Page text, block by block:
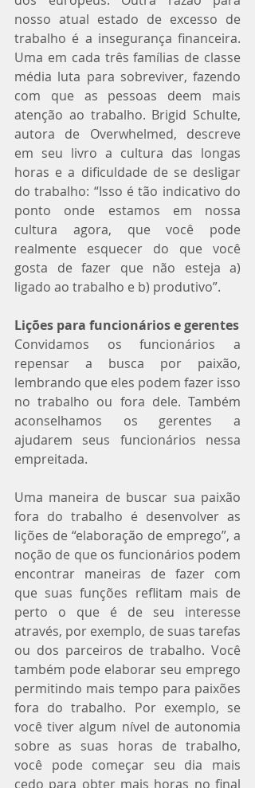
nosso atual estado de excesso de
trabalho é a insegurança financeira.
Uma em cada três famílias de classe
média luta para sobreviver, fazendo
com que as pessoas deem mais
atenção ao trabalho. Brigid Schulte,
autora de Overwhelmed, descreve
em seu livro a cultura das longas
horas e a dificuldade de se desligar
do trabalho: “Isso é tão indicativo do
ponto onde estamos em nossa
cultura agora, que você pode
realmente esquecer do que você
gosta de fazer que não esteja a)
ligado ao trabalho e b) produtivo”.
Lições para funcionários e gerentes
Convidamos os funcionários a
repensar a busca por paixão,
lembrando que eles podem fazer isso
no trabalho ou fora dele. Também
aconselhamos os gerentes a
ajudarem seus funcionários nessa
empreitada.
Uma maneira de buscar sua paixão
fora do trabalho é desenvolver as
lições de “elaboração de emprego”, a
noção de que os funcionários podem
encontrar maneiras de fazer com
que suas funções reflitam mais de
perto o que é de seu interesse
através, por exemplo, de suas tarefas
ou dos parceiros de trabalho. Você
também pode elaborar seu emprego
permitindo mais tempo para paixões
fora do trabalho. Por exemplo, se
você tiver algum nível de autonomia
sobre as suas horas de trabalho,
você pode começar seu dia mais
cedo para obter mais horas no final